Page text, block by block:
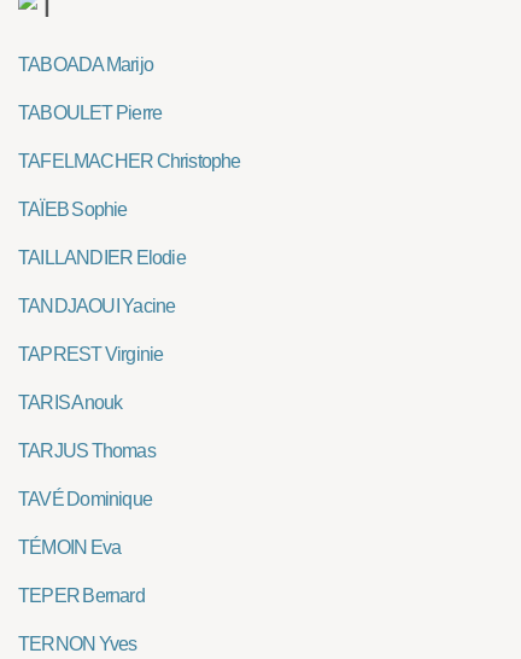
TABOADA Marijo
TABOULET Pierre
TAFELMACHER Christophe
TAÏEB Sophie
TAILLANDIER Elodie
TANDJAOUI Yacine
TAPREST Virginie
TARIS Anouk
TARJUS Thomas
TAVÉ Dominique
TÉMOIN Eva
TEPER Bernard
TERNON Yves